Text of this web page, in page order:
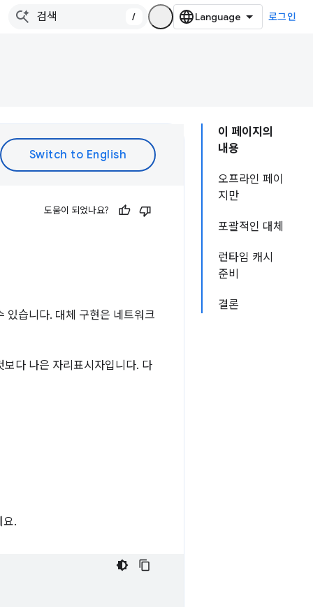
/ 로그인
이 페이지의
내용
오프라인 페이
지만
포괄적인 대체
런타임 캐시
준비
결론
도움이 되었나요?
있습니다. 대체 구현은 네트워크
다 나은 자리표시자입니다. 다
요.